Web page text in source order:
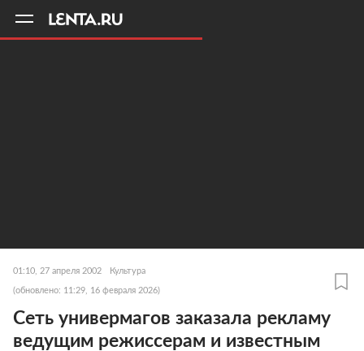
01:10, 27 апреля 2002 Культура
(обновлено: 11:29, 16 февраля 2026)
Сеть универмагов заказала рекламу
ведущим режиссерам и известным